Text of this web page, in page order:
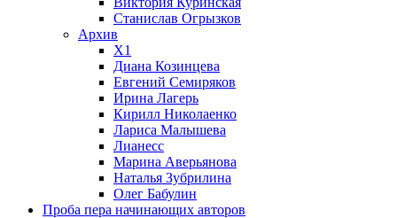
Станислав Огрызков
Архив
X1
Диана Козинцева
Евгений Семиряков
Ирина Лагерь
Кирилл Николаенко
Лариса Малышева
Лианесс
Марина Аверьянова
Наталья Зубрилина
Олег Бабулин
Проба пера начинающих авторов